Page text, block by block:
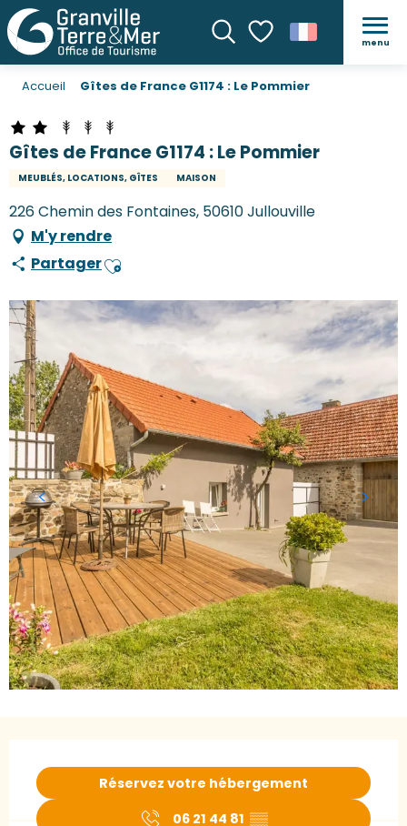
Recherche
Voir les favoris
menu
Accueil Gîtes de France G1174 : Le Pommier
Gîtes de France G1174 : Le Pommier
MEUBLÉS, LOCATIONS, GÎTES MAISON
226 Chemin des Fontaines, 50610 Jullouville
M'y rendre
PartagerAjouter aux favoris
Réservez votre hébergement
06 21 44 81 ▒▒